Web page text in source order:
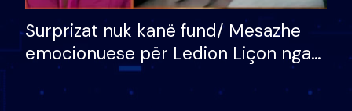
Surprizat nuk kanë fund/ Mesazhe
emocionuese për Ledion Liçon nga
nëna dhe fëmijët e tij, moderatori
nuk i mban dot lotët: Nuk meritoj…